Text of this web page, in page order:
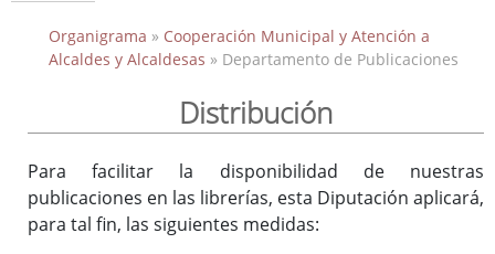
Consultas Bibliográficas
Suscripción Novedades
Organigrama » Cooperación Municipal y Atención a
Alcaldes y Alcaldesas » Departamento de Publicaciones
Distribución
Para facilitar la disponibilidad de nuestras
publicaciones en las librerías, esta Diputación aplicará,
para tal fin, las siguientes medidas: